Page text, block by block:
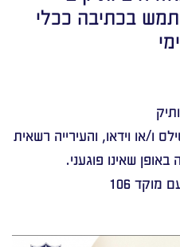
בכתיבה ככלי
ו/או וידאו, והעירייה רשאית
שאינו פוגעני.
106